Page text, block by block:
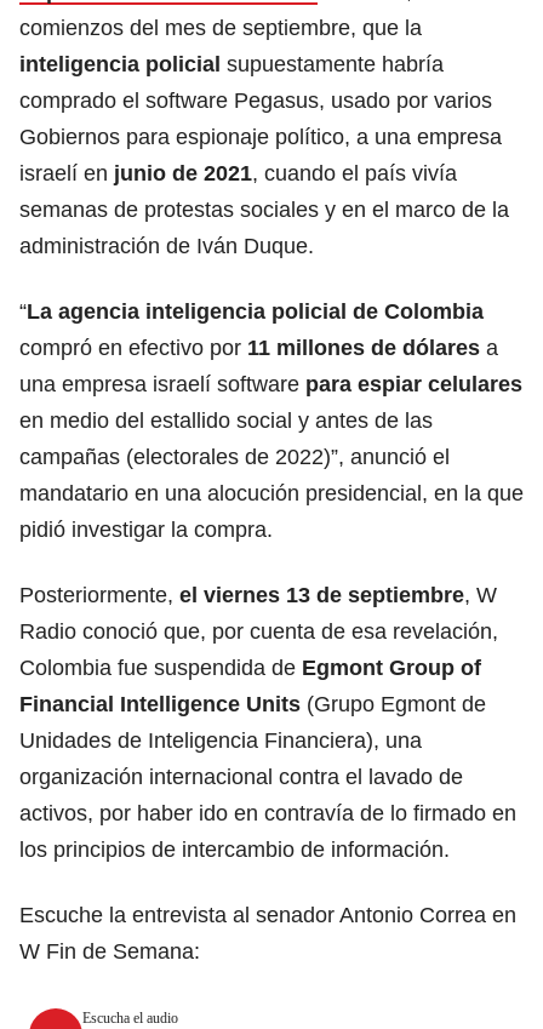
comienzos del mes de septiembre, que la
inteligencia policial supuestamente habría
comprado el software Pegasus, usado por varios
Gobiernos para espionaje político, a una empresa
israelí en junio de 2021, cuando el país vivía
semanas de protestas sociales y en el marco de la
administración de Iván Duque.
“La agencia inteligencia policial de Colombia
compró en efectivo por 11 millones de dólares a
una empresa israelí software para espiar celulares
en medio del estallido social y antes de las
campañas (electorales de 2022)”, anunció el
mandatario en una alocución presidencial, en la que
pidió investigar la compra.
Posteriormente, el viernes 13 de septiembre, W
Radio conoció que, por cuenta de esa revelación,
Colombia fue suspendida de Egmont Group of
Financial Intelligence Units (Grupo Egmont de
Unidades de Inteligencia Financiera), una
organización internacional contra el lavado de
activos, por haber ido en contravía de lo firmado en
los principios de intercambio de información.
Escuche la entrevista al senador Antonio Correa en
W Fin de Semana:
Escucha el audio